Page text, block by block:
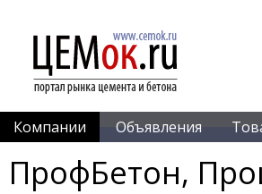
Компании Объявления
ПрофБетон,